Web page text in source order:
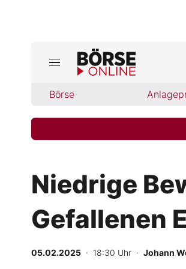
Börse
Börse
Abo & Shop
BO-Musterdepots
Experten
Niedrige
Gefallenen
05.02.2025 · 18:30 Uhr · Johann